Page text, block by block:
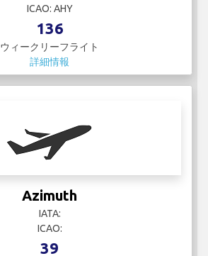
ICAO: AHY
136
ウィークリーフライト
詳細情報
Azimuth
IATA:
ICAO:
39